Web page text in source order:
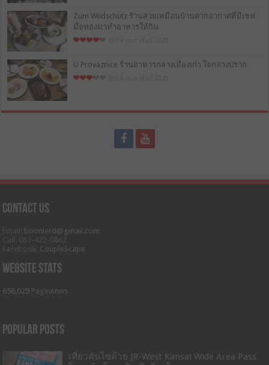
Zum Wildschütz ร้านสวยเหมือนบ้านตากอากาศที่มีเชฟ
มือทองมาทำอาหารให้กิน
U Provaznice ร้านอาหารกลางเมืองเก่า ใจกลางปราก
Contact Us
boonlerd@gmail.com
CoupleScape
Website Stats
656,029 Pageviews
Popular Posts
เที่ยวคันไซด้วย JR-West Kansai Wide Area Pass